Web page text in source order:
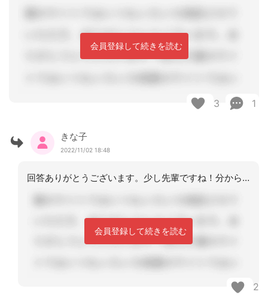
会員登録して続きを読む
3 1
きな子
2022/11/02 18:48
回答ありがとうございます。少し先輩ですね！分からない事だらけで苦戦しておりますが
会員登録して続きを読む
2